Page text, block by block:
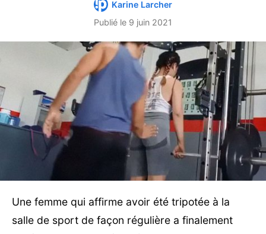
Karine Larcher
Publié le 9 juin 2021
Une femme qui affirme avoir été tripotée à la
salle de sport de façon régulière a finalement